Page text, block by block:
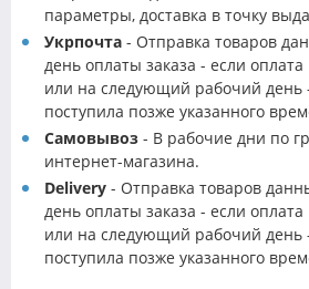
параметры, доставка в точку
Укрпочта - Отправка товаров
день оплаты заказа - если
или на следующий рабочий день
поступила позже указанного
Самовывоз - В рабочие дни по
интернет-магазина.
Delivery - Отправка товаров
день оплаты заказа - если
или на следующий рабочий день
поступила позже указанного